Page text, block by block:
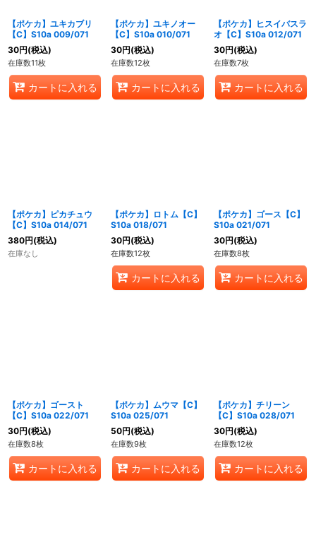
【ポケカ】ユキカブリ
【C】S10a 009/071
30円(税込)
在庫数11枚
カートに入れる
【ポケカ】ユキノオー
【C】S10a 010/071
30円(税込)
在庫数12枚
カートに入れる
【ポケカ】ヒスイバスラ
オ【C】S10a 012/071
30円(税込)
在庫数7枚
カートに入れる
【ポケカ】ピカチュウ
【C】S10a 014/071
380円(税込)
在庫なし
【ポケカ】ロトム【C】
S10a 018/071
30円(税込)
在庫数12枚
カートに入れる
【ポケカ】ゴース【C】
S10a 021/071
30円(税込)
在庫数8枚
カートに入れる
【ポケカ】ゴースト
【C】S10a 022/071
30円(税込)
在庫数8枚
カートに入れる
【ポケカ】ムウマ【C】
S10a 025/071
50円(税込)
在庫数9枚
カートに入れる
【ポケカ】チリーン
【C】S10a 028/071
30円(税込)
在庫数12枚
カートに入れる